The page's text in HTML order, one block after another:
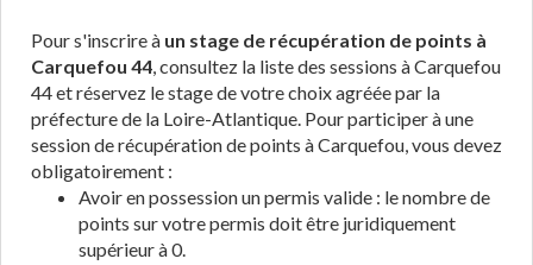
Pour s'inscrire à un stage de récupération de points à
Carquefou 44, consultez la liste des sessions à Carquefou
44 et réservez le stage de votre choix agréée par la
préfecture de la Loire-Atlantique. Pour participer à une
session de récupération de points à Carquefou, vous devez
obligatoirement :
Avoir en possession un permis valide : le nombre de
points sur votre permis doit être juridiquement
supérieur à 0.